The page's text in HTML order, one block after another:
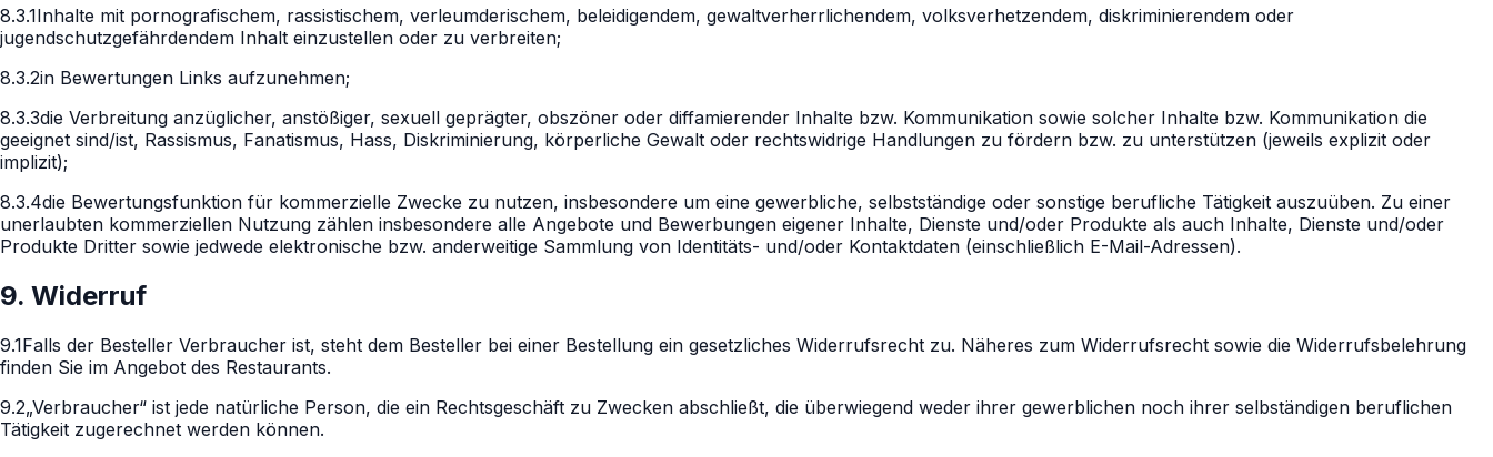
8.3.1Inhalte mit pornografischem, rassistischem, verleumderischem, beleidigendem, gewaltverherrlichendem, volksverhetzendem, diskriminierendem oder
jugendschutzgefährdendem Inhalt einzustellen oder zu verbreiten;
8.3.2in Bewertungen Links aufzunehmen;
8.3.3die Verbreitung anzüglicher, anstößiger, sexuell geprägter, obszöner oder diffamierender Inhalte bzw. Kommunikation sowie solcher Inhalte bzw. Kommunikation die
geeignet sind/ist, Rassismus, Fanatismus, Hass, Diskriminierung, körperliche Gewalt oder rechtswidrige Handlungen zu fördern bzw. zu unterstützen (jeweils explizit oder
implizit);
8.3.4die Bewertungsfunktion für kommerzielle Zwecke zu nutzen, insbesondere um eine gewerbliche, selbstständige oder sonstige berufliche Tätigkeit auszuüben. Zu einer
unerlaubten kommerziellen Nutzung zählen insbesondere alle Angebote und Bewerbungen eigener Inhalte, Dienste und/oder Produkte als auch Inhalte, Dienste und/oder
Produkte Dritter sowie jedwede elektronische bzw. anderweitige Sammlung von Identitäts- und/oder Kontaktdaten (einschließlich E-Mail-Adressen).
9. Widerruf
9.1Falls der Besteller Verbraucher ist, steht dem Besteller bei einer Bestellung ein gesetzliches Widerrufsrecht zu. Näheres zum Widerrufsrecht sowie die Widerrufsbelehrung
finden Sie im Angebot des Restaurants.
9.2„Verbraucher“ ist jede natürliche Person, die ein Rechtsgeschäft zu Zwecken abschließt, die überwiegend weder ihrer gewerblichen noch ihrer selbständigen beruflichen
Tätigkeit zugerechnet werden können.